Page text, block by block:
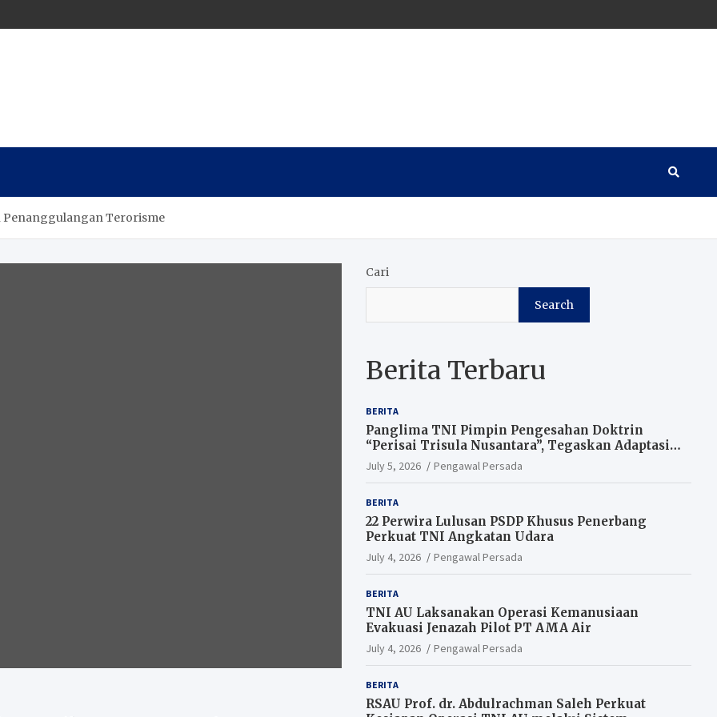
Penanggulangan Terorisme
Cari
Search
Berita Terbaru
BERITA
Panglima TNI Pimpin Pengesahan Doktrin
“Perisai Trisula Nusantara”, Tegaskan Adaptasi
TNI Hadapi Perang Modern
July 5, 2026 Pengawal Persada
BERITA
22 Perwira Lulusan PSDP Khusus Penerbang
Perkuat TNI Angkatan Udara
July 4, 2026 Pengawal Persada
BERITA
TNI AU Laksanakan Operasi Kemanusiaan
Evakuasi Jenazah Pilot PT AMA Air
July 4, 2026 Pengawal Persada
BERITA
RSAU Prof. dr. Abdulrachman Saleh Perkuat